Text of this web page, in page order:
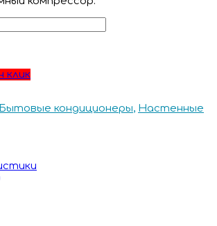
клик
Бытовые кондиционеры, Настенные